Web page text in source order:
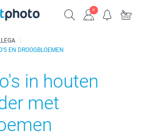
EN DROOGBLOEMEN
in houten
met